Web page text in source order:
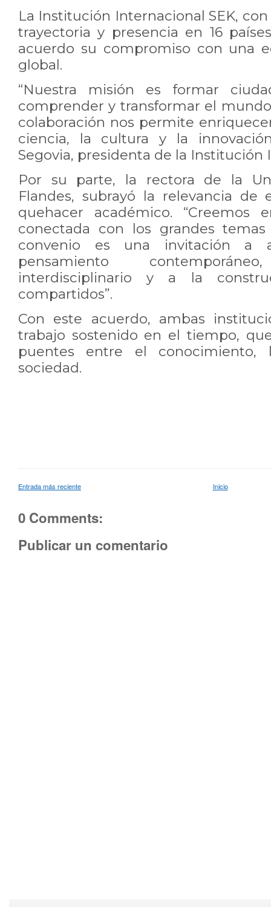
La Institución Internacional SEK,
trayectoria y presencia en 16
acuerdo su compromiso con una
global.
“Nuestra misión es formar
comprender y transformar el
colaboración nos permite
ciencia, la cultura y la
Segovia, presidenta de la Institución
Por su parte, la rectora de la
Flandes, subrayó la relevancia de
quehacer académico. “Creemos
conectada con los grandes
convenio es una invitación a
pensamiento
interdisciplinario y a la
compartidos”.
Con este acuerdo, ambas
trabajo sostenido en el tiempo,
puentes entre el
sociedad.
Entrada más reciente Inicio
0 Comments:
Publicar un comentario